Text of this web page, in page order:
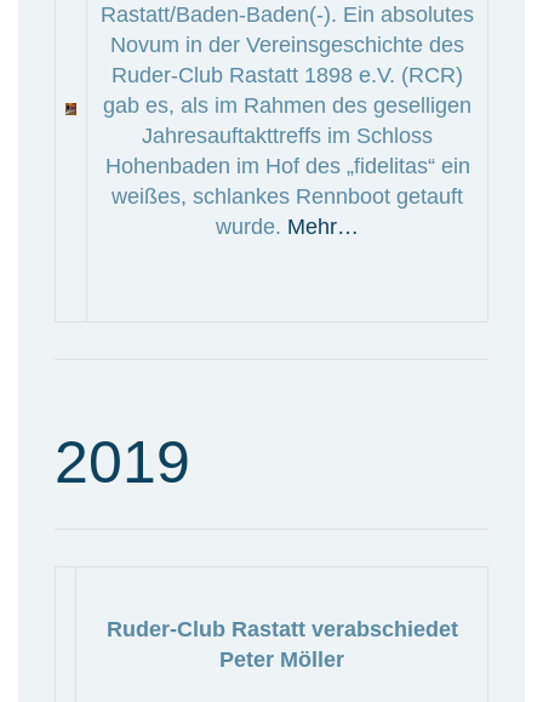
Rastatt/Baden-Baden(-). Ein absolutes
Novum in der Vereinsgeschichte des
Ruder-Club Rastatt 1898 e.V. (RCR)
gab es, als im Rahmen des geselligen
Jahresauftakttreffs im Schloss
Hohenbaden im Hof des „fidelitas“ ein
weißes, schlankes Rennboot getauft
wurde. Mehr…
2019
Ruder-Club Rastatt verabschiedet
Peter Möller